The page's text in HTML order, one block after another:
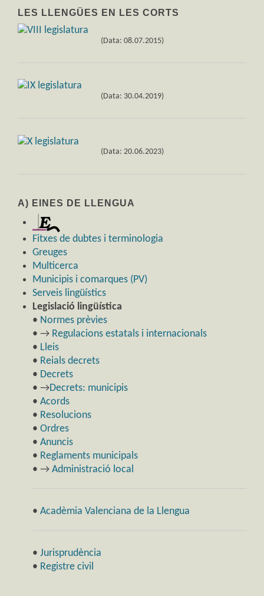
LES LLENGÜES EN LES CORTS
(Data: 08.07.2015)
(Data: 30.04.2019)
(Data: 20.06.2023)
A) EINES DE LLENGUA
Fitxes de dubtes i terminologia
Greuges
Multicerca
Municipis i comarques (PV)
Serveis lingüístics
Legislació lingüística
• Normes prèvies
• → Regulacions estatals i internacionals
• Lleis
• Reials decrets
• Decrets
• →Decrets: municipis
• Acords
• Resolucions
• Ordres
• Anuncis
• Reglaments municipals
• → Administració local
• Acadèmia Valenciana de la Llengua
• Jurisprudència
• Registre civil